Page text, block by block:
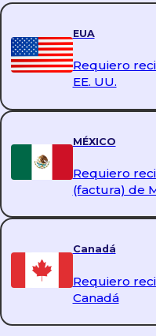
EUA
Requiero
EE. UU.
MÉXICO
Requiero
(factura) de
Canadá
Requiero
Canadá